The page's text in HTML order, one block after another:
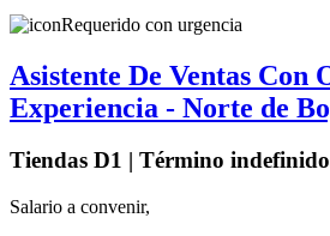
Requerido con urgencia
Asistente De Ventas Con
Experiencia - Norte de
Tiendas D1 | Término indefinido
Salario a convenir,